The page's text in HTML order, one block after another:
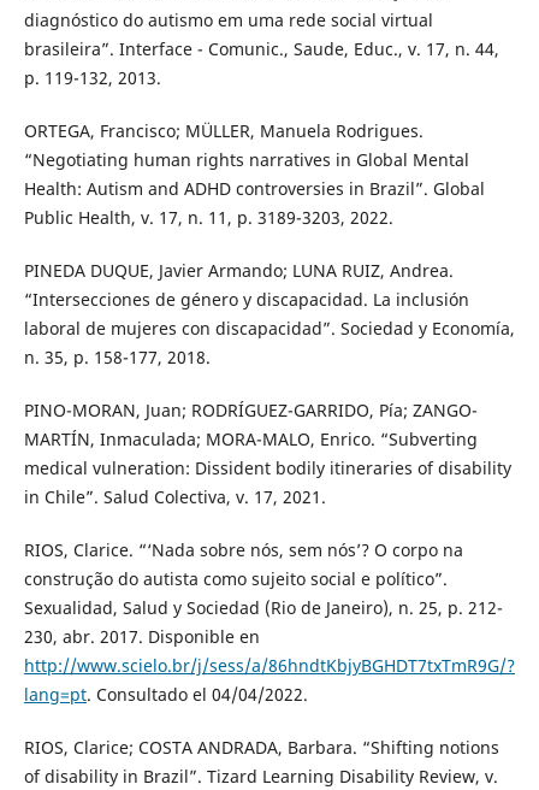
diagnóstico do autismo em uma rede social virtual
brasileira”. Interface - Comunic., Saude, Educ., v. 17, n. 44,
p. 119-132, 2013.
ORTEGA, Francisco; MÜLLER, Manuela Rodrigues.
“Negotiating human rights narratives in Global Mental
Health: Autism and ADHD controversies in Brazil”. Global
Public Health, v. 17, n. 11, p. 3189-3203, 2022.
PINEDA DUQUE, Javier Armando; LUNA RUIZ, Andrea.
“Intersecciones de género y discapacidad. La inclusión
laboral de mujeres con discapacidad”. Sociedad y Economía,
n. 35, p. 158-177, 2018.
PINO-MORAN, Juan; RODRÍGUEZ-GARRIDO, Pía; ZANGO-
MARTÍN, Inmaculada; MORA-MALO, Enrico. “Subverting
medical vulneration: Dissident bodily itineraries of disability
in Chile”. Salud Colectiva, v. 17, 2021.
RIOS, Clarice. “‘Nada sobre nós, sem nós’? O corpo na
construção do autista como sujeito social e político”.
Sexualidad, Salud y Sociedad (Rio de Janeiro), n. 25, p. 212-
230, abr. 2017. Disponible en
http://www.scielo.br/j/sess/a/86hndtKbjyBGHDT7txTmR9G/?
lang=pt. Consultado el 04/04/2022.
RIOS, Clarice; COSTA ANDRADA, Barbara. “Shifting notions
of disability in Brazil”. Tizard Learning Disability Review, v.